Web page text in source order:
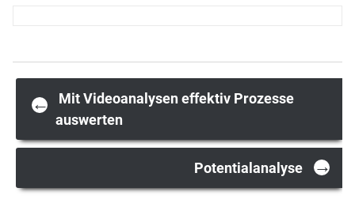
Post
navigation
←
Mit Videoanalysen effektiv Prozesse
auswerten
Potentialanalyse →